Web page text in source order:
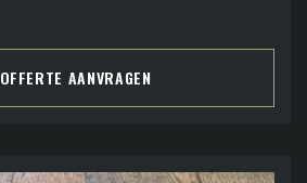
OFFERTE AANVRAGEN